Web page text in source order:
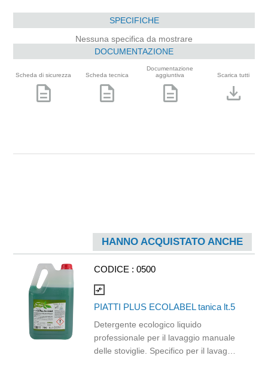
SPECIFICHE
Nessuna specifica da mostrare
DOCUMENTAZIONE
Scheda di sicurezza
description
Scheda tecnica
description
Documentazione
aggiuntiva
description
Scarica tutti
download
HANNO ACQUISTATO ANCHE
CODICE : 0500
compare_arrows
PIATTI PLUS ECOLABEL tanica lt.5
Detergente ecologico liquido
professionale per il lavaggio manuale
delle stoviglie. Specifico per il lavaggio